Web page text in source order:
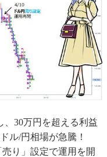
30万円を超える利益
ル/円相場が急騰！
り」設定で運用を開